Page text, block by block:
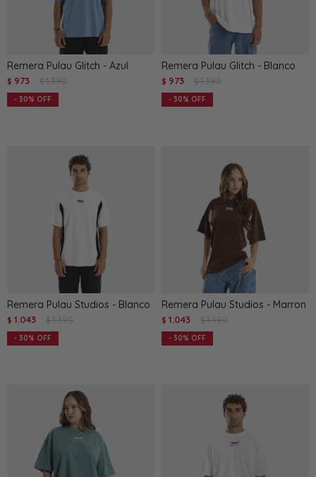
Remera Pulau Glitch - Azul
$ 973 $ 1.390
30
Remera Pulau Glitch - Blanco
$ 973 $ 1.390
30
Remera Pulau Studios - Blanco
$ 1.043 $ 1.490
30
Remera Pulau Studios - Marron
$ 1.043 $ 1.490
30